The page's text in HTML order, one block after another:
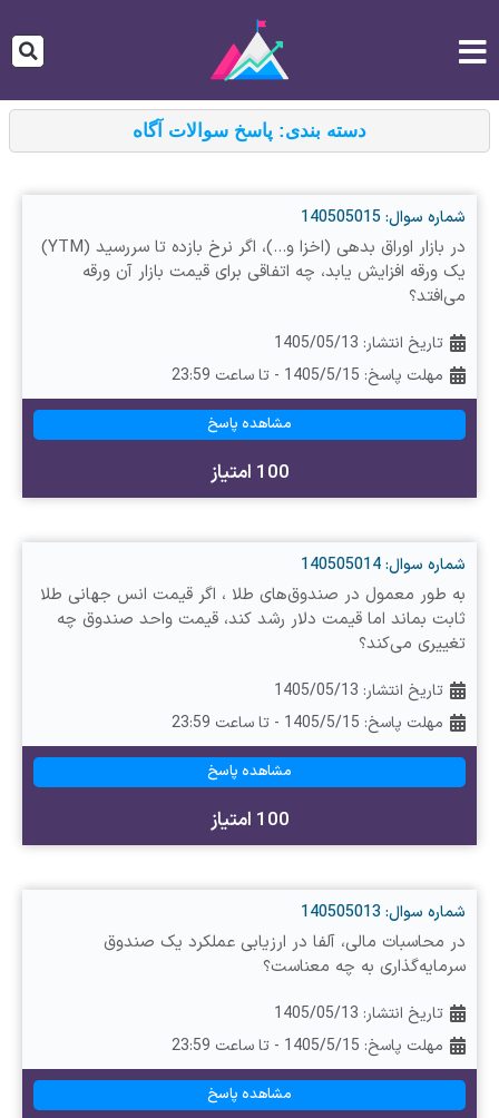
دسته بندی: پاسخ سوالات آگاه
شماره سوال: 140505015
در بازار اوراق بدهی (اخزا و…)، اگر نرخ بازده تا سررسید (YTM)
یک ورقه افزایش یابد، چه اتفاقی برای قیمت بازار آن ورقه
می‌افتد؟
تاریخ انتشار: 1405/05/13
مهلت پاسخ: 1405/5/15 - تا ساعت 23:59
مشاهده پاسخ
100 امتیاز
شماره سوال: 140505014
به طور معمول در صندوق‌های طلا ، اگر قیمت انس جهانی طلا
ثابت بماند اما قیمت دلار رشد کند، قیمت واحد صندوق چه
تغییری می‌کند؟
تاریخ انتشار: 1405/05/13
مهلت پاسخ: 1405/5/15 - تا ساعت 23:59
مشاهده پاسخ
100 امتیاز
شماره سوال: 140505013
در محاسبات مالی، آلفا در ارزیابی عملکرد یک صندوق
سرمایه‌گذاری به چه معناست؟
تاریخ انتشار: 1405/05/13
مهلت پاسخ: 1405/5/15 - تا ساعت 23:59
مشاهده پاسخ